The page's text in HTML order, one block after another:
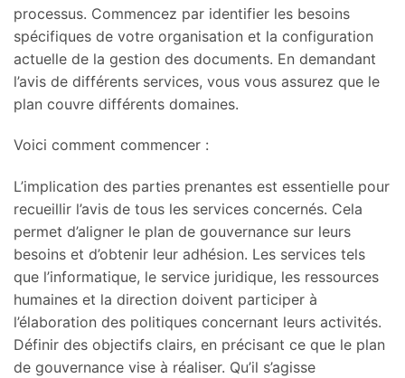
processus. Commencez par identifier les besoins
spécifiques de votre organisation et la configuration
actuelle de la gestion des documents. En demandant
l’avis de différents services, vous vous assurez que le
plan couvre différents domaines.
Voici comment commencer :
L’implication des parties prenantes est essentielle pour
recueillir l’avis de tous les services concernés. Cela
permet d’aligner le plan de gouvernance sur leurs
besoins et d’obtenir leur adhésion. Les services tels
que l’informatique, le service juridique, les ressources
humaines et la direction doivent participer à
l’élaboration des politiques concernant leurs activités.
Définir des objectifs clairs, en précisant ce que le plan
de gouvernance vise à réaliser. Qu’il s’agisse